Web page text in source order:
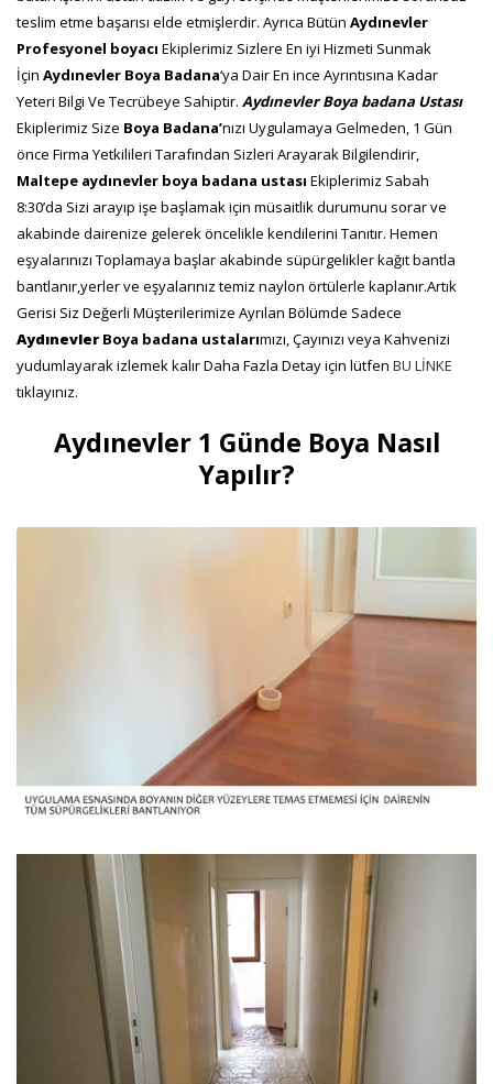
teslim etme başarısı elde etmişlerdir. Ayrıca Bütün Aydınevler
Profesyonel boyacı Ekiplerimiz Sizlere En iyi Hizmeti Sunmak
İçin Aydınevler Boya Badana‘ya Dair En ince Ayrıntısına Kadar
Yeteri Bilgi Ve Tecrübeye Sahiptir. Aydınevler Boya badana Ustası
Ekiplerimiz Size Boya Badana’nızı Uygulamaya Gelmeden, 1 Gün
önce Firma Yetkilileri Tarafından Sizleri Arayarak Bilgilendirir,
Maltepe aydınevler boya badana ustası Ekiplerimiz Sabah
8:30’da Sizi arayıp işe başlamak için müsaitlik durumunu sorar ve
akabinde dairenize gelerek öncelikle kendilerini Tanıtır. Hemen
eşyalarınızı Toplamaya başlar akabinde süpürgelikler kağıt bantla
bantlanır,yerler ve eşyalarınız temiz naylon örtülerle kaplanır.Artık
Gerisi Siz Değerli Müşterilerimize Ayrılan Bölümde Sadece
Aydınevler Boya badana ustalarımızı, Çayınızı veya Kahvenizi
yudumlayarak izlemek kalır Daha Fazla Detay için lütfen BU LİNKE
tıklayınız.
Aydınevler 1 Günde Boya Nasıl
Yapılır?